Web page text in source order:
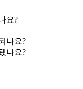
요?
나요?
나요?